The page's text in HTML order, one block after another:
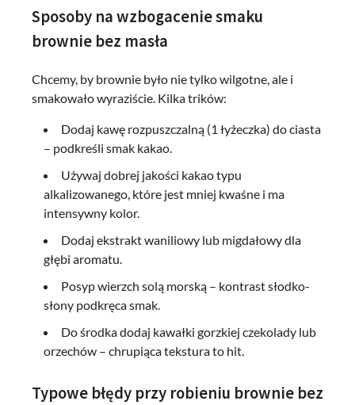
Sposoby na wzbogacenie smaku
brownie bez masła
Chcemy, by brownie było nie tylko wilgotne, ale i
smakowało wyraziście. Kilka trików:
Dodaj kawę rozpuszczalną (1 łyżeczka) do ciasta
– podkreśli smak kakao.
Używaj dobrej jakości kakao typu
alkalizowanego, które jest mniej kwaśne i ma
intensywny kolor.
Dodaj ekstrakt waniliowy lub migdałowy dla
głębi aromatu.
Posyp wierzch solą morską – kontrast słodko-
słony podkręca smak.
Do środka dodaj kawałki gorzkiej czekolady lub
orzechów – chrupiąca tekstura to hit.
Typowe błędy przy robieniu brownie bez